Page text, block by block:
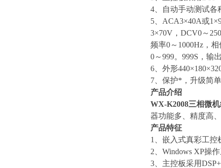
4、自动手动测试各
5、ACA3×40A或
3×70V，DCV0～
频率0～1000Hz，
0～999。999S，输
6、外形
7、保护*，升级简
产品介绍
WX-K2008三相微
器功能多、精度高
产品特征
1、嵌入式真彩工控
2、Windows XP操
3、主控板采用